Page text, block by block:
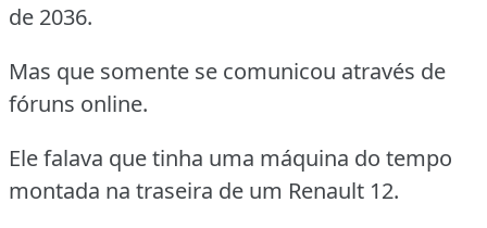
de 2036.
Mas que somente se comunicou através de
fóruns online.
Ele falava que tinha uma máquina do tempo
montada na traseira de um Renault 12.